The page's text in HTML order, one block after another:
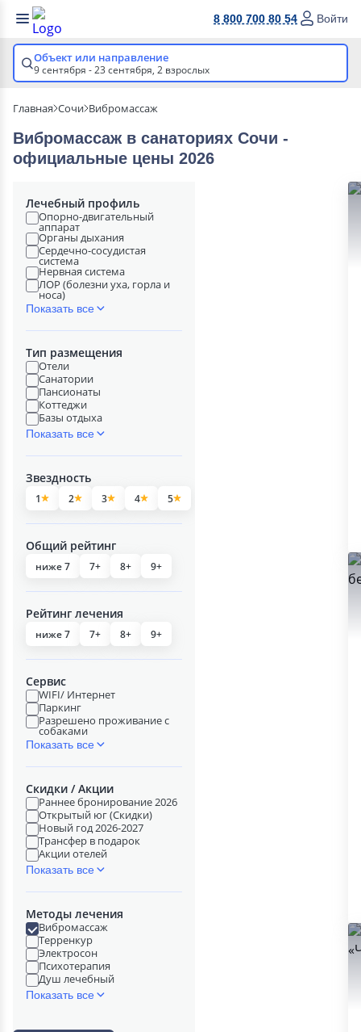
8 800 700 80 54 Войти
Объект или направление
9 сентября - 23 сентября, 2 взрослых
Главная Сочи Вибромассаж
Вибромассаж в cанаториях Сочи -
официальные цены 2026
Лечебный профиль
Опорно-двигательный
аппарат
Органы дыхания
Сердечно-сосудистая
система
Нервная система
ЛОР (болезни уха, горла и
носа)
Показать все
Тип размещения
Отели
Санатории
Пансионаты
Коттеджи
Базы отдыха
Показать все
Звездность
1 2 3 4 5
Общий рейтинг
ниже 7 7+ 8+ 9+
Рейтинг лечения
ниже 7 7+ 8+ 9+
Сервис
WIFI/ Интернет
Паркинг
Разрешено проживание с
собаками
Показать все
Скидки / Акции
Раннее бронирование 2026
Открытый юг (Скидки)
Новый год 2026-2027
Трансфер в подарок
Акции отелей
Показать все
Методы лечения
Вибромассаж
Терренкур
Электросон
Психотерапия
Душ лечебный
Показать все